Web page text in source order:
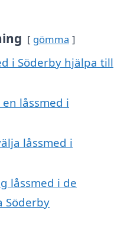
gömma
i Söderby hjälpa till
låssmed i
låssmed i
låssmed i de
Söderby